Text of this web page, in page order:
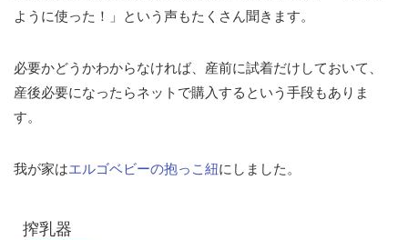
ように使った！」という声もたくさん聞きます。
必要かどうかわからなければ、産前に試着だけしておいて、
産後必要になったらネットで購入するという手段もありま
す。
我が家はエルゴベビーの抱っこ紐にしました。
搾乳器